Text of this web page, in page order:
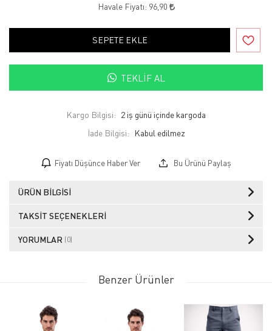
Havale Fiyatı: 96,90
SEPETE EKLE
TEKLIF AL
Kargo Bilgisi: 2 iş günü içinde kargoda
İade Bilgisi:
Fiyatı Düşünce Haber Ver Bu Ürünü Paylaş
ÜRÜN BILGISI
TAKSIT SEÇENEKLERI
YORUMLAR (0)
Benzer Ürünler